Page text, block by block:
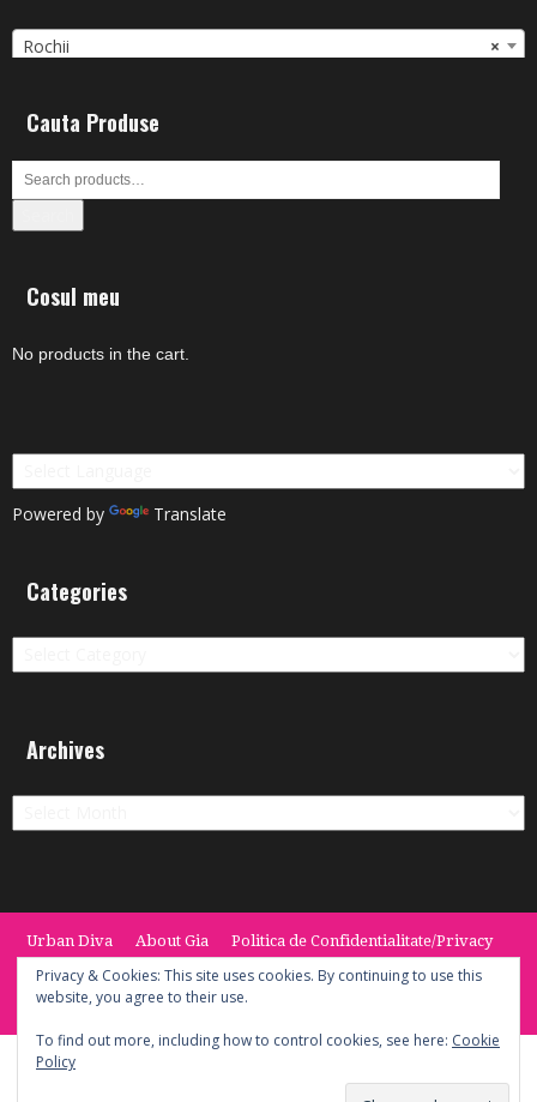
×
Rochii
Cauta Produse
Cosul meu
No products in the cart.
Powered by Translate
Categories
Categories
Archives
Archives
Urban Diva About Gia
Politica de Confidentialitate/Privacy
Termeni si Conditii / Terms
CONTACT Cookie Policy
© 2014 -2020 the Urban Diva. Provided by Keypoint Solutions.
Privacy & Cookies: This site uses cookies. By continuing to use this
website, you agree to their use.
To find out more, including how to control cookies, see here: Cookie
Policy